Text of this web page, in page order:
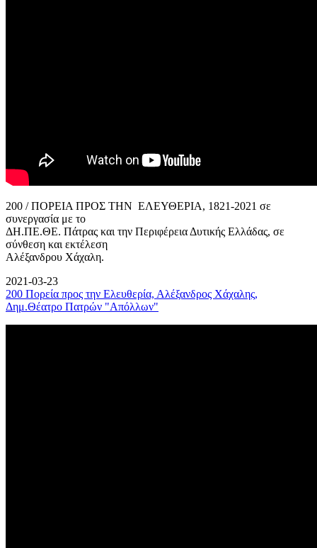
200 / ΠΟΡΕΙΑ ΠΡΟΣ ΤΗΝ ΕΛΕΥΘΕΡΙΑ, 1821-2021 σε
συνεργασία με το
ΔΗ.ΠΕ.ΘΕ. Πάτρας και την Περιφέρεια Δυτικής Ελλάδας, σε
σύνθεση και εκτέλεση
Αλέξανδρου Χάχαλη.
2021-03-23
200 Πορεία προς την Ελευθερία, Αλέξανδρος Χάχαλης,
Δημ.Θέατρο Πατρών "Απόλλων"